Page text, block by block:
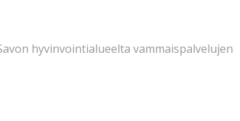
hyvinvointialueelta vammaispalvelujen